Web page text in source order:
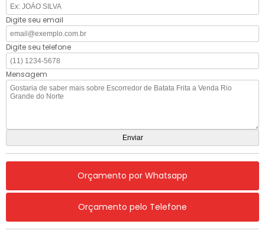
Digite seu email
Digite seu telefone
Mensagem
Orçamento por Whatsapp
Orçamento pelo Telefone